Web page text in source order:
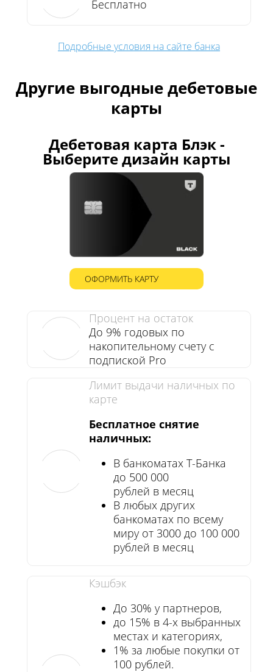
Бесплатно
Подробные условия на сайте банка
Другие выгодные дебетовые
карты
Дебетовая карта Блэк -
Выберите дизайн карты
ОФОРМИТЬ КАРТУ
Процент на остаток
До 9% годовых по
накопительному счету с
подпиской Pro
Лимит выдачи наличных по
карте
Бесплатное снятие
наличных:
В банкоматах Т-Банка
до 500 000
рублей в месяц
В любых других
банкоматах по всему
миру от 3000 до 100 000
рублей в месяц
Кэшбэк
До 30% у партнеров,
до 15% в 4-х выбранных
местах и категориях,
1% за любые покупки от
100 рублей.